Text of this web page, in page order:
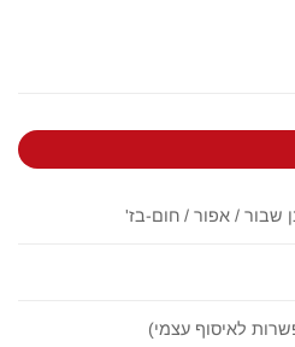
שבור / אפור / חום-בז'
לאיסוף עצמי)